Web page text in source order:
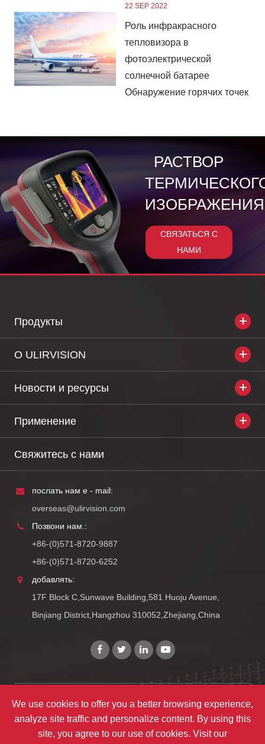
22 SEP 2022
Роль инфракрасного
тепловизора в
фотоэлектрической
солнечной батарее
Обнаружение горячих точек
РАСТВОР
ИЗОБРАЖЕНИЯ
СВЯЗАТЬСЯ С
НАМИ
Продукты
О ULIRVISION
Новости и ресурсы
Применение
Свяжитесь с нами
послать нам e - mail:
overseas@ulirvision.com
Позвони нам.:
+86-(0)571-8720-9887
+86-(0)571-8720-6252
добавлять:
17F Block C,Sunwave Building,581 Huoju Avenue,
Binjiang District,Hangzhou 310052,Zhejiang,China
Copyright© Zhejiang ULIRVISION Technology Co., Ltd.Все
права защищены.
карта сайта | политика уединения
We use cookies to offer you a better browsing experience,
analyze site traffic and personalize content. By using this
site, you agree to our use of cookies. Visit our